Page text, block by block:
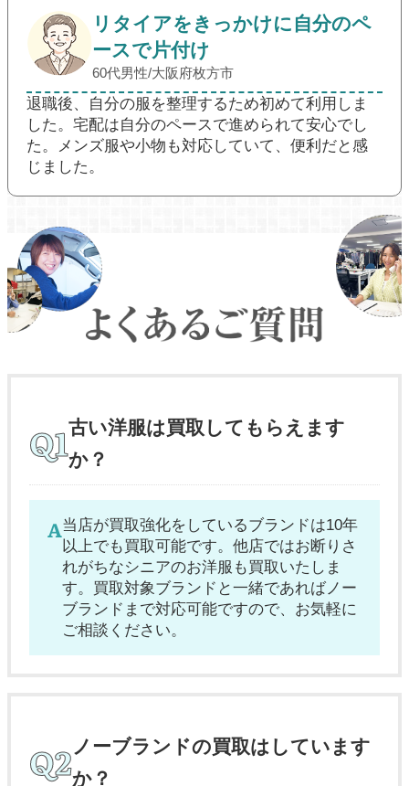
リタイアをきっかけに自分のペ
ースで片付け
60代男性/大阪府枚方市
退職後、自分の服を整理するため初めて利用しま
した。宅配は自分のペースで進められて安心でし
た。メンズ服や小物も対応していて、便利だと感
じました。
古い洋服は買取してもらえます
か？
当店が買取強化をしているブランドは10年
以上でも買取可能です。他店ではお断りさ
れがちなシニアのお洋服も買取いたしま
す。買取対象ブランドと一緒であればノー
ブランドまで対応可能ですので、お気軽に
ご相談ください。
ノーブランドの買取はしています
か？